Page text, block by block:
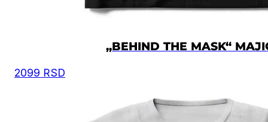
„BEHIND THE MASK“
2099 RSD